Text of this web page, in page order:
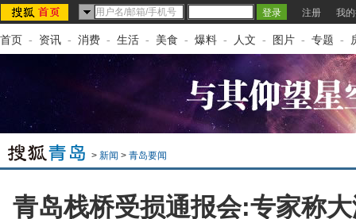
注册 我
首页 - 资讯 - 消费 - 生活 - 美食 - 爆料 - 人文 - 图片 - 专题 -
> 新闻 > 青岛要闻
青岛栈桥受损通报会:专家称